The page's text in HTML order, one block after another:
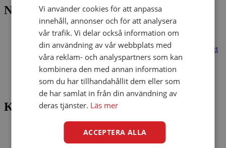
NYA INLÄGG
Slutet på sommaren: 7 tips för att njuta av de sista veckorna
Så skyddar du dina pengar mot bedragare – 7 enkla regler
Billiga flygbiljetter 2026: så hittar du ett bra pris utan onödigt
krångel
Sommaren är ett perfekt tillfälle att testa lyckan!
Lån online: 7 tips för att låna ansvarsfullt och skydda din
hushållsbudget
Kategorier
Vi använder cookies för att anpassa
innehåll, annonser och för att analysera
vår trafik. Vi delar också information om
din användning av vår webbplats med
våra reklam- och analyspartners som kan
kombinera den med annan information
som du har tillhandahållit dem eller som
de har samlat in från din användning av
deras tjänster. Läs mer
ACCEPTERA ALLA